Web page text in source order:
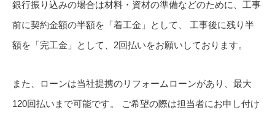
銀行振り込みの場合は材料・資材の準備などのために、工事
前に契約金額の半額を「着工金」として、 工事後に残り半
額を「完工金」として、2回払いをお願いしております。
また、ローンは当社提携のリフォームローンがあり、最大
120回払いまで可能です。 ご希望の際は担当者にお申し付け